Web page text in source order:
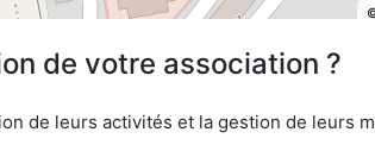
de votre association ?
de leurs activités et la gestion de